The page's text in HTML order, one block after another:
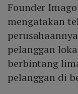
Founder
mengatakan
pelanggan
berbintang
pelanggan di